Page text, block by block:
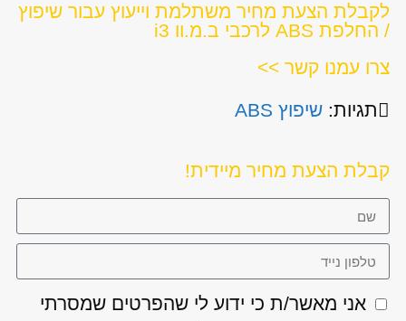
לקבלת הצעת מחיר משתלמת וייעוץ עבור שיפוץ
/ החלפת ABS לרכבי ב.מ.וו i3
צרו עמנו קשר >>
תגיות: שיפוץ ABS
קבלת הצעת מחיר מיידית!
אני מאשר/ת כי ידוע לי שהפרטים שמסרתי